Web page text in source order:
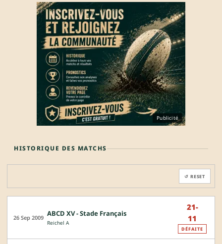
Publicité
HISTORIQUE DES MATCHS
↺ RESET
26 Sep 2009 ABCD XV - Stade Français
Reichel A
21-
11
DÉFAITE